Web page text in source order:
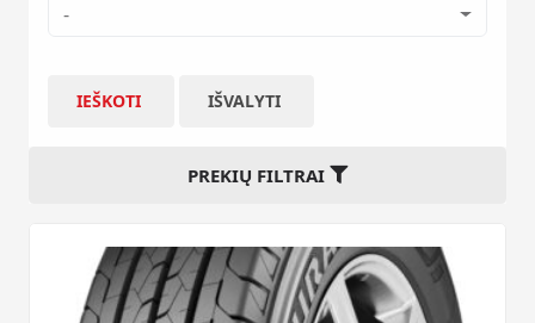
-
IEŠKOTI IŠVALYTI
PREKIŲ FILTRAI